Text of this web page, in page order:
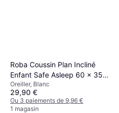
Roba Coussin Plan Incliné
Enfant Safe Asleep 60 x 35
cm
Oreiller, Blanc
29,90 €
Ou 3 paiements de 9,96 €
1 magasin